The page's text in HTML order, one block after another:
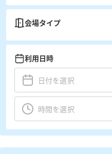
会場タイプ
利用日時